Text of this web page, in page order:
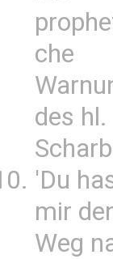
che
des hl.
'Du
mir
Weg